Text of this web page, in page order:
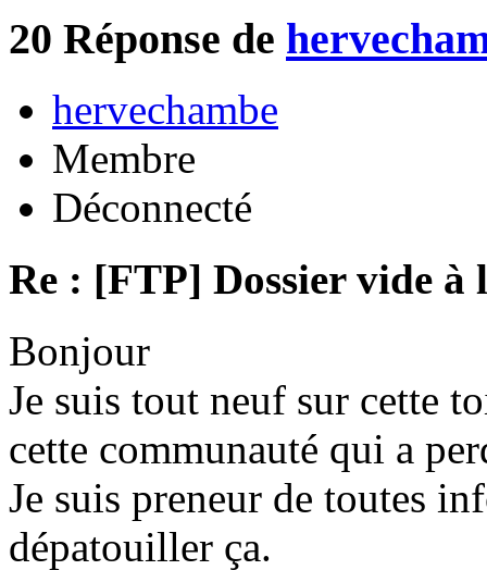
20 Réponse de
hervechambe
Membre
Déconnecté
Re : [FTP] Dossier vide à
Bonjour
Je suis tout neuf sur cette
cette communauté qui a
Je suis preneur de toutes
dépatouiller ça.